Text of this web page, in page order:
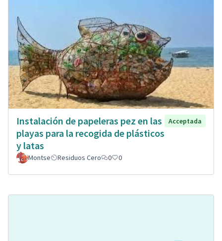
Instalación de papeleras pez en las
playas para la recogida de plásticos
y latas
Acceptada
Montse Residuos Cero 0 0